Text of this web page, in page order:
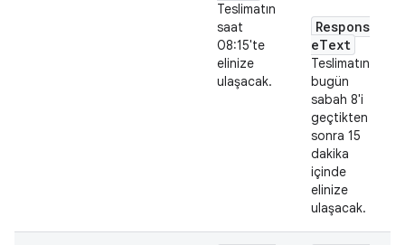
Teslimatın
saat
08:15'te
elinize
ulaşacak.
Respons
eText
Teslimatın
bugün
sabah 8'i
geçtikten
sonra 15
dakika
içinde
elinize
ulaşacak.